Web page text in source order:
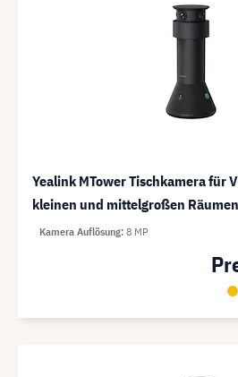
Yealink MTower Tischkamera für
kleinen und mittelgroßen Räumen
Kamera Auflösung 8 MP